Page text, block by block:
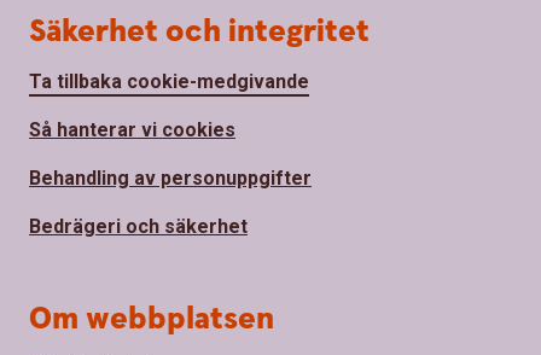
Säkerhet och integritet
Ta tillbaka cookie-medgivande
Så hanterar vi cookies
Behandling av personuppgifter
Bedrägeri och säkerhet
Om webbplatsen